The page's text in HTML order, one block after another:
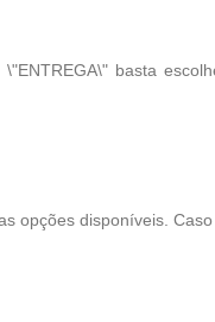
basta
opções disponíveis.